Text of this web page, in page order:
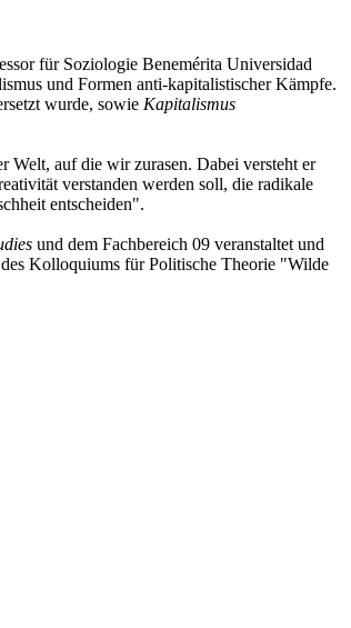
für Soziologie Benemérita Universidad
und Formen anti-kapitalistischer Kämpfe.
wurde, sowie Kapitalismus
Welt, auf die wir zurasen. Dabei versteht er
verstanden werden soll, die radikale
entscheiden".
und dem Fachbereich 09 veranstaltet und
Kolloquiums für Politische Theorie "Wilde